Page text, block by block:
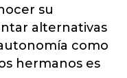
su
alternativas
como
hermanos es